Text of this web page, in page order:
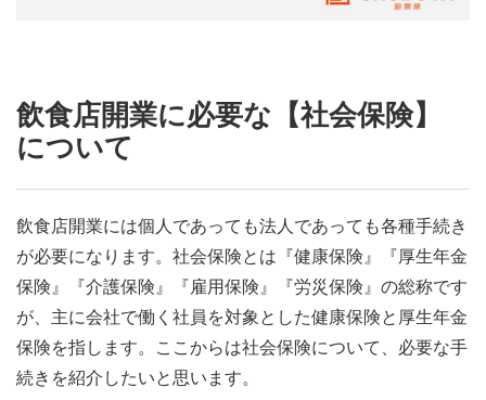
飲食店開業に必要な【社会保険】
について
飲食店開業には個人であっても法人であっても各種手続き
が必要になります。社会保険とは『健康保険』『厚生年金
保険』『介護保険』『雇用保険』『労災保険』の総称です
が、主に会社で働く社員を対象とした健康保険と厚生年金
保険を指します。ここからは社会保険について、必要な手
続きを紹介したいと思います。